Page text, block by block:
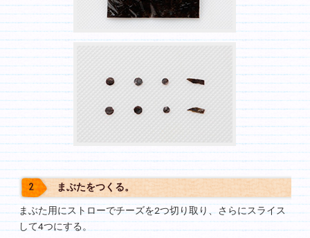
まぶたをつくる。
まぶた用にストローでチーズを2つ切り取り、さらにスライス
して4つにする。